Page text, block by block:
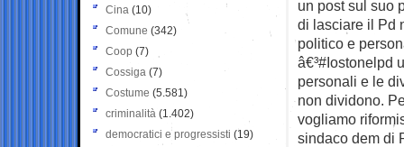
un post sul suo
di lasciare il Pd
politico e
â€³#Iostonelpd
personali e le
non dividono.
vogliamo
sindaco dem di
Cina (10)
Comune (342)
Coop (7)
Cossiga (7)
Costume (5.581)
criminalità (1.402)
democratici e progressisti (19)